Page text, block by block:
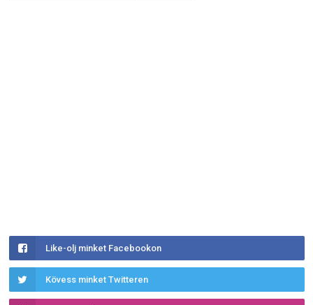
Like-olj minket Facebookon
Kövess minket Twitteren